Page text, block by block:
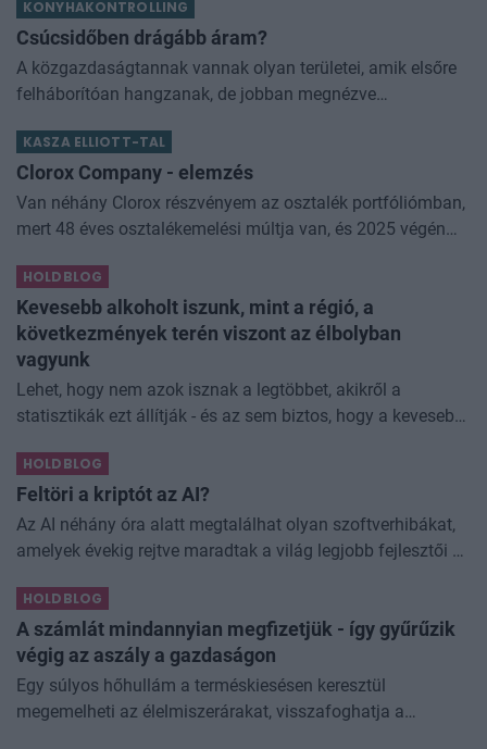
kapcsolódó adóintézkedésekről, v
KONYHAKONTROLLING
Csúcsidőben drágább áram?
A közgazdaságtannak vannak olyan területei, amik elsőre
felháborítóan hangzanak, de jobban megnézve
némi kellemetlenséggel is járnak. Az
KASZA ELLIOTT-TAL
Clorox Company - elemzés
Van néhány Clorox részvényem az osztalék portfóliómban,
mert 48 éves osztalékemelési múltja van, és 2025 végén
dividend king-et. Azt
HOLDBLOG
Kevesebb alkoholt iszunk, mint a régió, a
következmények terén viszont az élbolyban
vagyunk
Lehet, hogy nem azok isznak a legtöbbet, akikről a
statisztikák ezt állítják - és az sem biztos, hogy a kevesebb
Kevesebb alkoholt iszunk
HOLDBLOG
Feltöri a kriptót az AI?
Az AI néhány óra alatt megtalálhat olyan szoftverhibákat,
amelyek évekig rejtve maradtak a világ legjobb fejlesztői és
különösen nagy...
HOLDBLOG
A számlát mindannyian megfizetjük - így gyűrűzik
végig az aszály a gazdaságon
Egy súlyos hőhullám a terméskiesésen keresztül
megemelheti az élelmiszerárakat, visszafoghatja a